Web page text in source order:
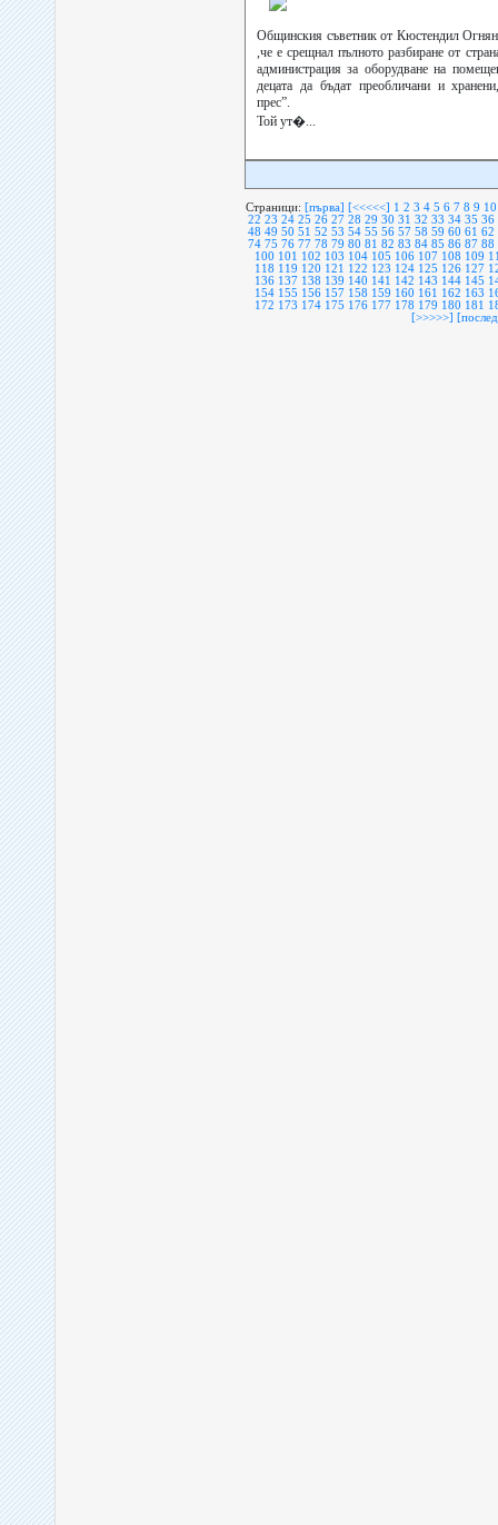
Общинския съветник от Кюстендил
,че е срещнал пълното разбиране от
администрация за оборудване на
децата да бъдат преобличани и
прес”.
Той ут�...
Страници: [първа] [<<<<<] 1 2 3 4 5 6 7 8 9 10
22 23 24 25 26 27 28 29 30 31 32 33 34 35 36
48 49 50 51 52 53 54 55 56 57 58 59 60 61 62
74 75 76 77 78 79 80 81 82 83 84 85 86 87 88
100 101 102 103 104 105 106 107 108 109
118 119 120 121 122 123 124 125 126 127
136 137 138 139 140 141 142 143 144 145
154 155 156 157 158 159 160 161 162 163
172 173 174 175 176 177 178 179 180 181
[>>>>>]